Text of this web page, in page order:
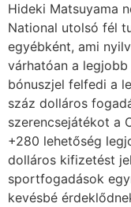
Hideki Matsuyama
National utolsó fél
egyébként, ami
várhatóan a
bónuszjel felfedi a
száz dolláros
szerencsejátékot a
+280 lehetőség
dolláros kifizetést
sportfogadások
kevésbé